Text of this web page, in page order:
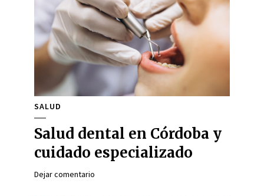
SALUD
Salud dental en Córdoba y
cuidado especializado
Dejar comentario